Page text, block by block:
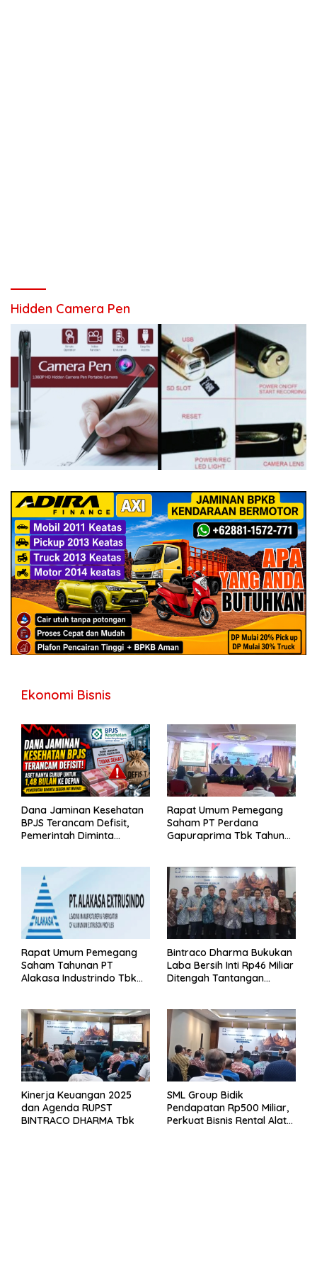
Hidden Camera Pen
Ekonomi Bisnis
Dana Jaminan Kesehatan
BPJS Terancam Defisit,
Pemerintah Diminta
Rapat Umum Pemegang
Saham PT Perdana
Gapuraprima Tbk Tahun
Rapat Umum Pemegang
Saham Tahunan PT
Alakasa Industrindo Tbk
Bintraco Dharma Bukukan
Laba Bersih Inti Rp46 Miliar
Ditengah Tantangan
Kinerja Keuangan 2025
dan Agenda RUPST
BINTRACO DHARMA Tbk
SML Group Bidik
Pendapatan Rp500 Miliar,
Perkuat Bisnis Rental Alat